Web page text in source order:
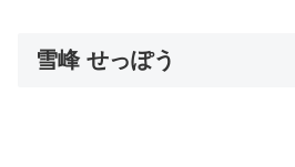
雪峰 せっぽう